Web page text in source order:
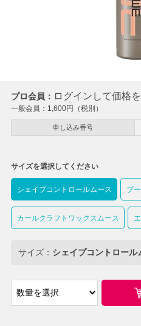
プロ会員： ログインして価格
一般会員： 1,600円（税別）
申し込み番号
サイズを選択してください
シェイプコントロールムース ブ
カールクラフトワックスムース
サイズ： シェイプコントロール